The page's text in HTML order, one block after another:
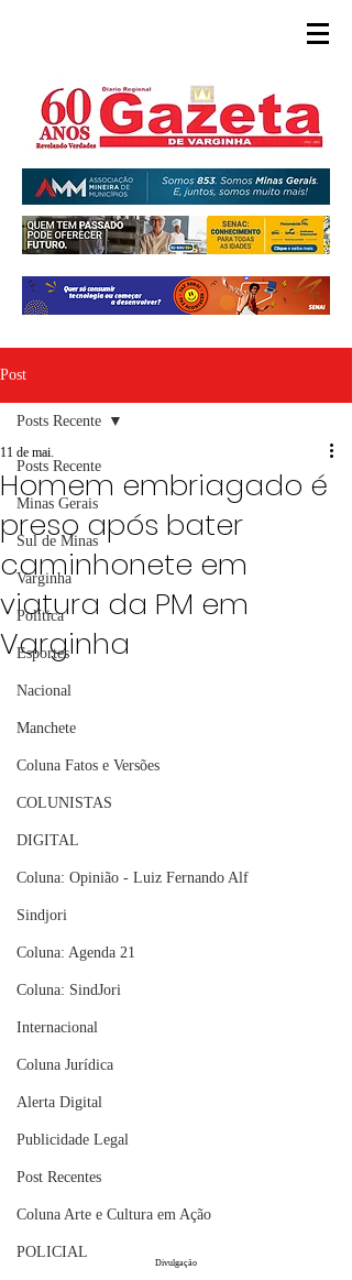
Post
Posts Recente
Minas Gerais
Sul de Minas
Varginha
Política
Esportes
Nacional
Manchete
Coluna Fatos e Versões
COLUNISTAS
DIGITAL
Coluna: Opinião - Luiz Fernando Alf
Sindjori
Coluna: Agenda 21
Coluna: SindJori
Internacional
Coluna Jurídica
Alerta Digital
Publicidade Legal
Post Recentes
Coluna Arte e Cultura em Ação
POLICIAL
Posts Recente
Homem embriagado é
preso após bater
caminhonete em
viatura da PM em
Varginha
11 de mai.
Divulgação